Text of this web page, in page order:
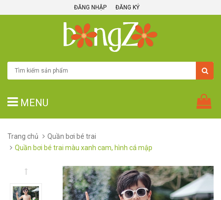
ĐĂNG NHẬP ĐĂNG KÝ
MENU
Trang chủ
Quần bơi bé trai
Quần bơi bé trai màu xanh cam, hình cá mập